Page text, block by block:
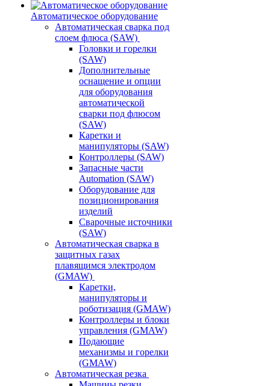
Автоматическое оборудование
Автоматическая сварка под
слоем флюса (SAW)
Головки и горелки
(SAW)
Дополнительные
оснащение и опции
для оборудования
автоматической
сварки под флюсом
(SAW)
Каретки и
манипуляторы (SAW)
Контроллеры (SAW)
Запасные части
Automation (SAW)
Оборудование для
позиционирования
изделий
Сварочные источники
(SAW)
Автоматическая сварка в
защитных газах
плавящимся электродом
(GMAW)
Каретки,
манипуляторы и
роботизация (GMAW)
Контроллеры и блоки
управления (GMAW)
Подающие
механизмы и горелки
(GMAW)
Автоматическая резка